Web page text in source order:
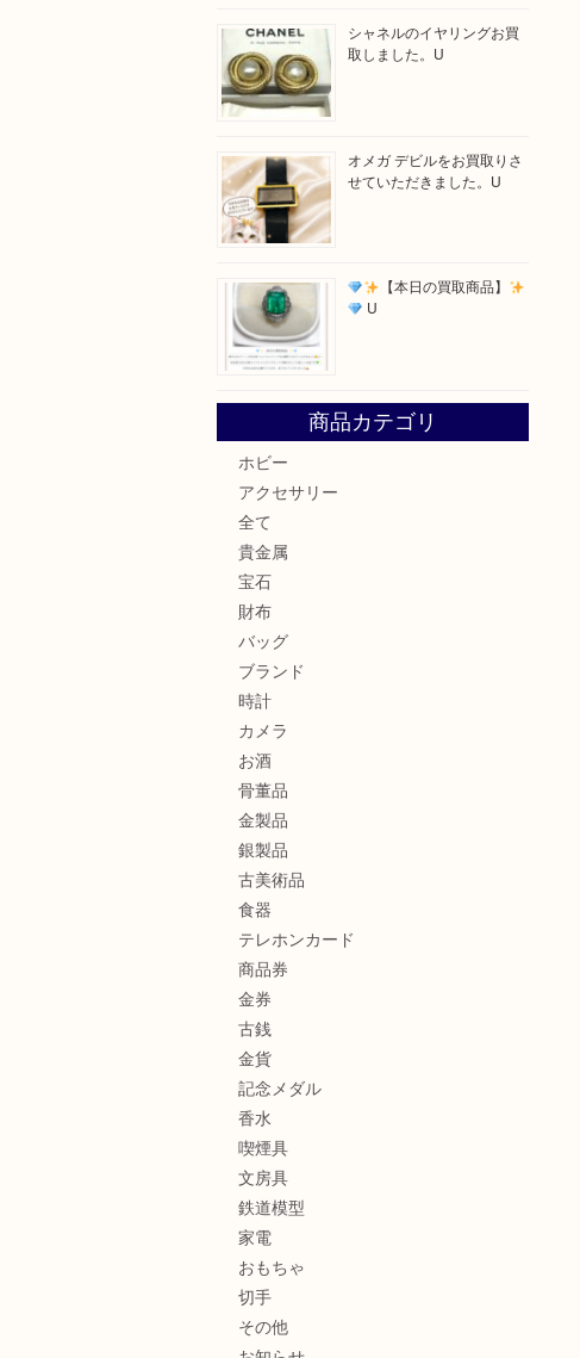
シャネルのイヤリングお買
取しました。U
オメガ デビルをお買取りさ
せていただきました。U
【本日の買取商品】
U
商品カテゴリ
ホビー
アクセサリー
全て
貴金属
宝石
財布
バッグ
ブランド
時計
カメラ
お酒
骨董品
金製品
銀製品
古美術品
食器
テレホンカード
商品券
金券
古銭
金貨
記念メダル
香水
喫煙具
文房具
鉄道模型
家電
おもちゃ
切手
その他